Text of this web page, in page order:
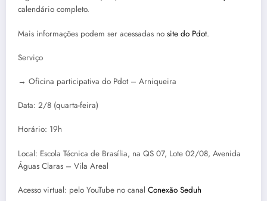
calendário completo.
Mais informações podem ser acessadas no site do Pdot.
Serviço
→ Oficina participativa do Pdot – Arniqueira
Data: 2/8 (quarta-feira)
Horário: 19h
Local: Escola Técnica de Brasília, na QS 07, Lote 02/08, Avenida
Águas Claras – Vila Areal
Acesso virtual: pelo YouTube no canal Conexão Seduh